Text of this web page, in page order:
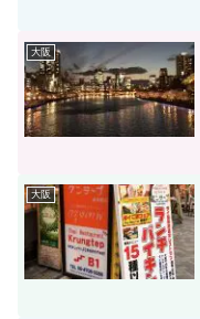
大阪
大阪